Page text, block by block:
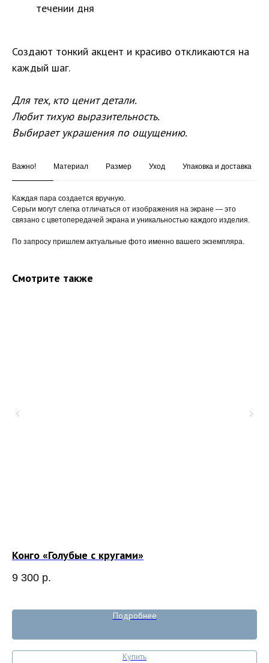
течении дня
Создают тонкий акцент и красиво откликаются на
каждый шаг.
Для тех, кто ценит детали.
Любит тихую выразительность.
Выбирает украшения по ощущению.
Важно! Материал Размер Уход Упаковка и доставка
Каждая пара создается вручную.
Серьги могут слегка отличаться от изображения на экране — это
связано с цветопередачей экрана и уникальностью каждого изделия.
По запросу пришлем актуальные фото именно вашего экземпляра.
Смотрите также
Конго «Голубые с кругами»
9 300 р.
Подробнее
Купить